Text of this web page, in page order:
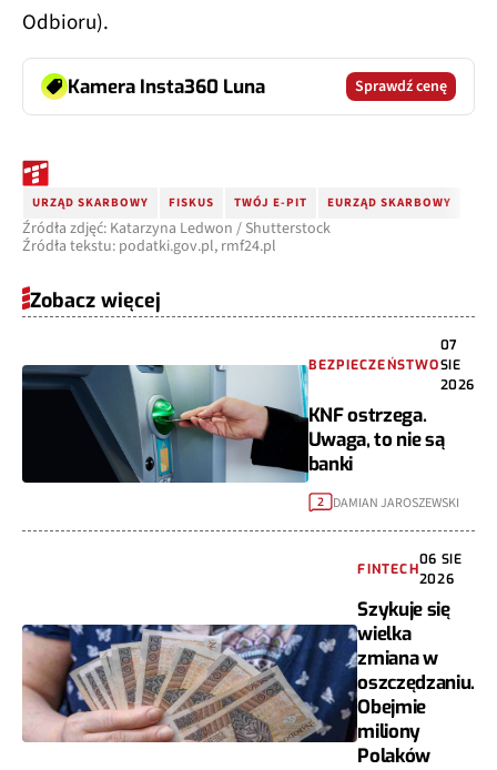
Odbioru).
Kamera Insta360 Luna Sprawdź cenę
URZĄD SKARBOWY FISKUS TWÓJ E-PIT EURZĄD SKARBOWY
Źródła zdjęć: Katarzyna Ledwon / Shutterstock
Źródła tekstu: podatki.gov.pl, rmf24.pl
Zobacz więcej
BEZPIECZEŃSTWO
07
SIE
2026
KNF ostrzega.
Uwaga, to nie są
banki
2 DAMIAN JAROSZEWSKI
FINTECH
06 SIE
2026
Szykuje się
wielka
zmiana w
oszczędzaniu.
Obejmie
miliony
Polaków